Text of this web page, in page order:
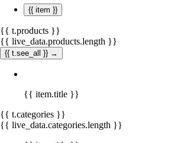
{{ item }}
{{ t.products }}
{{ live_data.products.length }}
{{ t.see_all }} →
{{ item.title }}
{{ t.categories }}
{{ live_data.categories.length }}